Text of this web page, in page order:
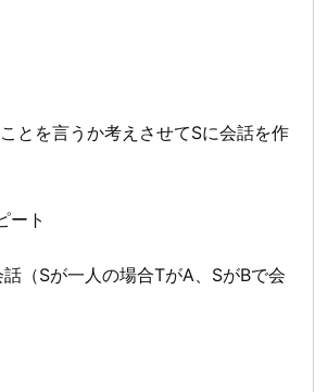
とを言うか考えさせてSに会話を作
ート
（Sが一人の場合TがA、SがBで会